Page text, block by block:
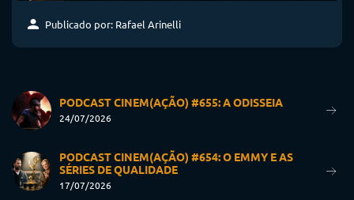
Publicado por: Rafael Arinelli
PODCAST CINEM(AÇÃO) #655: A ODISSEIA
24/07/2026
PODCAST CINEM(AÇÃO) #654: O EMMY E AS
SÉRIES DE QUALIDADE
17/07/2026